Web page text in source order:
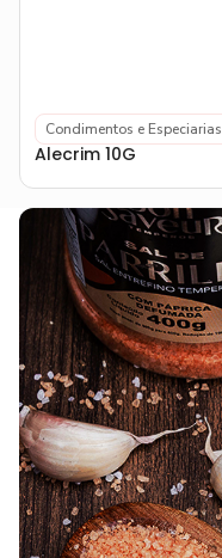
Condimentos e Especiarias
Alecrim 10G